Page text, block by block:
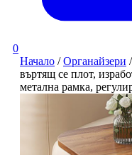
0
Начало /Органайзери
въртящ се плот,
метална рамка,